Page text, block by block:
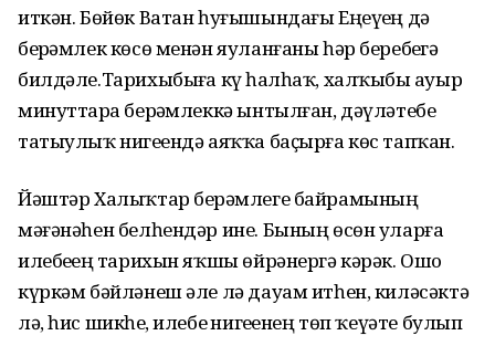
иткән. Бөйөк Ватан һуғышындағы Еңеүҙең дә
берҙәмлек көсө менән яуланғаны һәр беребеҙгә
билдәле.Тарихыбыҙға күҙ һалһаҡ, халҡыбыҙ ауыр
минуттарҙа берҙәм­леккә ынтылған, дәүләтебеҙ
татыулыҡ нигеҙендә аяҡҡа баҫырға көс тапҡан.
Йәштәр Халыҡтар берҙәмлеге байрамының
мәғәнәһен белһендәр ине. Бының өсөн уларға
илебеҙҙең тарихын яҡшы өйрәнергә кәрәк. Ошо
күркәм бәйләнеш әле лә дауам итһен, киләсәктә
лә, һис шикһеҙ, илебеҙ нигеҙенең төп ҡеүәте булып